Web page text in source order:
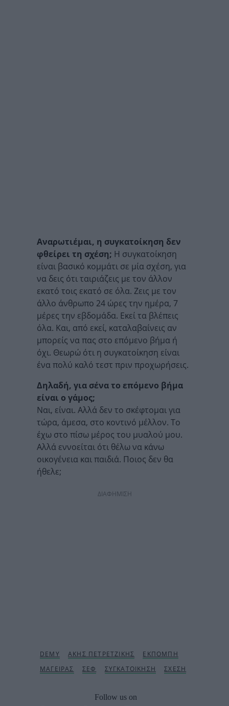
Αναρωτιέμαι, η συγκατοίκηση δεν
φθείρει τη σχέση; Η συγκατοίκηση
είναι βασικό κομμάτι σε μία σχέση, για
να δεις ότι ταιριάζεις με τον άλλον
εκατό τοις εκατό σε όλα. Ζεις με τον
άλλο άνθρωπο 24 ώρες την ημέρα, 7
μέρες την εβδομάδα. Εκεί τα βλέπεις
όλα. Και, από εκεί, καταλαβαίνεις αν
μπορείς να πας στο επόμενο βήμα ή
όχι. Θεωρώ ότι η συγκατοίκηση είναι
ένα πολύ καλό τεστ πριν προχωρήσεις.
Δηλαδή, για σένα το επόμενο βήμα
είναι ο γάμος;
Ναι, είναι. Αλλά δεν το σκέφτομαι για
τώρα, άμεσα, στο κοντινό μέλλον. Το
έχω στο πίσω μέρος του μυαλού μου.
Αλλά εννοείται ότι θέλω να κάνω
οικογένεια και παιδιά. Ποιος δεν θα
ήθελε;
ΔΙΑΦΗΜΙΣΗ
Follow us on